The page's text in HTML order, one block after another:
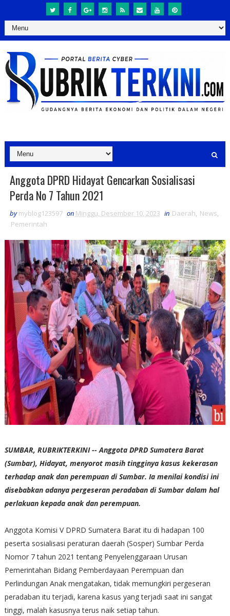
Anggota DPRD Hidayat Gencarkan Sosialisasi
Perda No 7 Tahun 2021
by myblog123597 on Minggu, Desember 10, 2023 in Daerah, News,
Pemerintah
SUMBAR, RUBRIKTERKINI -- Anggota DPRD Sumatera Barat
(Sumbar), Hidayat, menyorot masih tingginya kasus kekerasan
terhadap anak dan perempuan di Sumbar. Ia menilai kondisi ini
disebabkan adanya pergeseran peradaban di Sumbar dalam hal
perlakuan kepada anak dan perempuan.
Anggota Komisi V DPRD Sumatera Barat itu di hadapan 100
peserta sosialisasi peraturan daerah (Sosper) Sumbar Perda
Nomor 7 tahun 2021 tentang Penyelenggaraan Urusan
Pemerintahan Bidang Pemberdayaan Perempuan dan
Perlindungan Anak mengatakan, tidak memungkiri pergeseran
peradaban itu terjadi, karena kasus yang terjadi saat ini sangat
tinggi, malah kasusnya terus naik setiap tahun.